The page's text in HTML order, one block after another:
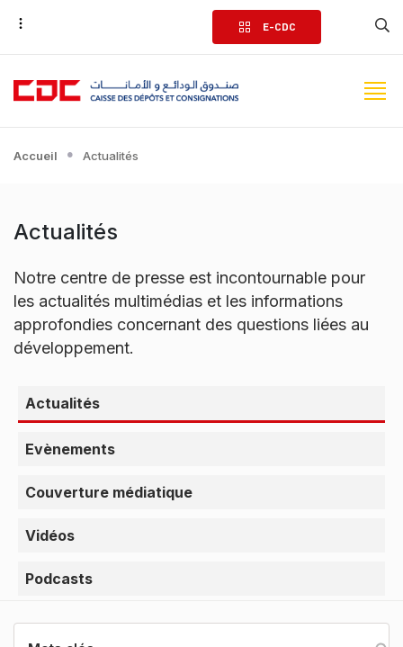
Aller
contenu
principal
E-CDC
Accueil Actualités
Actualités
Notre centre de presse est incontournable pour
les actualités multimédias et les informations
approfondies concernant des questions liées au
développement.
Menu Médiathèque
Actualités
Evènements
Couverture médiatique
Vidéos
Podcasts